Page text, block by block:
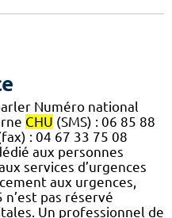
Numéro national
CHU (SMS) : 06 85 88
: 04 67 33 75 08
aux personnes
services d’urgences
aux urgences,
n’est pas réservé
Un professionnel de